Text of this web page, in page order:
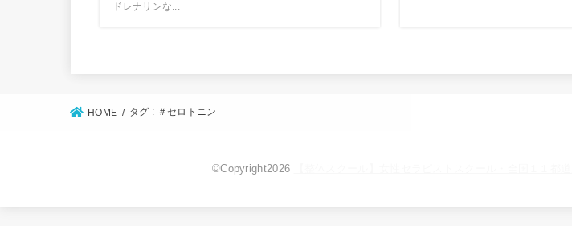
ドレナリンな...
HOME タグ : ＃セロトニン
©Copyright2026